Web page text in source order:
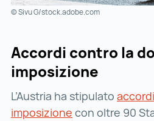
© Sivu G/stock.adobe.com
Accordi contro la
imposizione
L’Austria ha stipulato
imposizione accordi contro
con oltre 90